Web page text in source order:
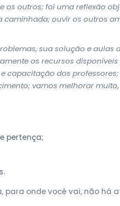
outros; foi uma reflexão
ouvir os outros
sua solução e aulas
os recursos
dos professores;
vamos melhorar
pertença;
para onde você vai, não há